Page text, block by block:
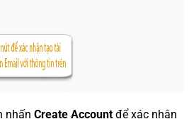
nhấn Create Accountđể xác nhận